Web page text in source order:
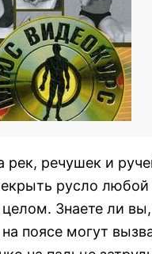
рек, речушек и
русло
целом. Знаете ли
поясе могут